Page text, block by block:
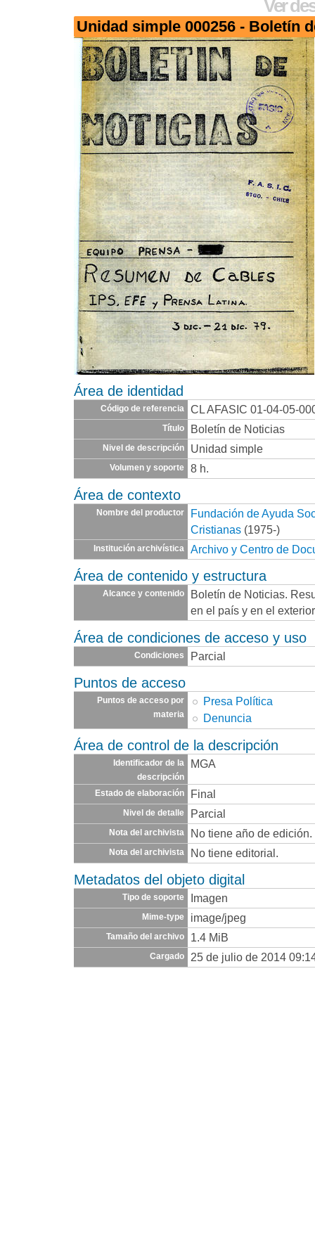
Ver
Unidad simple 000256 - Boletín
Área de identidad
Código de referencia CL AFASIC 01-04-05-
Título Boletín de Noticias
Nivel de descripción Unidad simple
Volumen y soporte 8 h.
Área de contexto
Nombre del productor
Fundación de Ayuda
Cristianas (1975-)
Institución archivística Archivo y Centro de
Área de contenido y estructura
Alcance y contenido
Boletín de Noticias.
en el país y en el
Área de condiciones de acceso y uso
Condiciones Parcial
Puntos de acceso
Puntos de acceso por
materia
Presa Política
Denuncia
Área de control de la descripción
Identificador de la
descripción
MGA
Estado de elaboración Final
Nivel de detalle Parcial
Nota del archivista No tiene año de edición.
Nota del archivista No tiene editorial.
Metadatos del objeto digital
Tipo de soporte Imagen
Mime-type image/jpeg
Tamaño del archivo 1.4 MiB
Cargado 25 de julio de 2014